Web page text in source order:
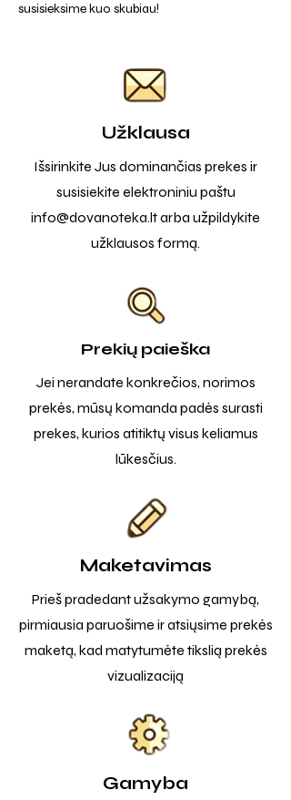
susisieksime kuo skubiau!
Užklausa
Išsirinkite Jus dominančias prekes ir
susisiekite elektroniniu paštu
info@dovanoteka.ltarba užpildykite
užklausos formą.
Prekių paieška
Jei nerandate konkrečios, norimos
prekės, mūsų komanda padės surasti
prekes, kurios atitiktų visus keliamus
lūkesčius.
Maketavimas
Prieš pradedant užsakymo gamybą,
pirmiausia paruošime ir atsiųsime prekės
maketą, kad matytumėte tikslią prekės
vizualizaciją
Gamyba